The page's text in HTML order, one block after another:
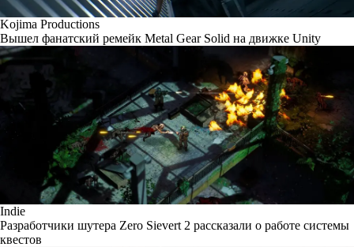
Kojima Productions
Вышел фанатский ремейк Metal Gear Solid на движке Unity
Indie
Разработчики шутера Zero Sievert 2 рассказали о работе системы
квестов